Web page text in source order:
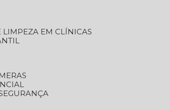
LIMPEZA EM CLÍNICAS